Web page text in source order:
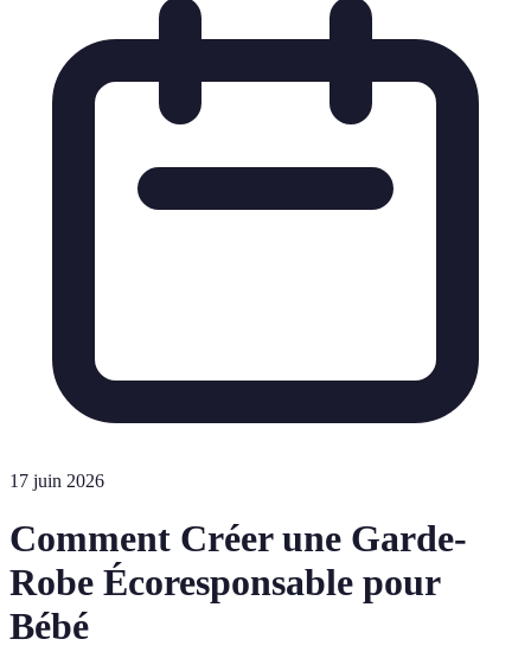
17 juin 2026
Comment Créer une Garde-
Robe Écoresponsable pour
Bébé